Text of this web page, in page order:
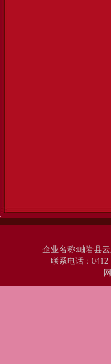
企业名称:岫岩县
联系电话：